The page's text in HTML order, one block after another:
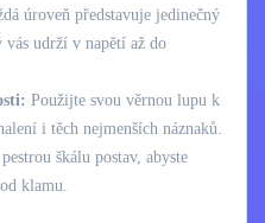
úroveň představuje jedinečný
udrží v napětí až do
Použijte svou věrnou lupu k
i těch nejmenších náznaků.
škálu postav, abyste
klamu.